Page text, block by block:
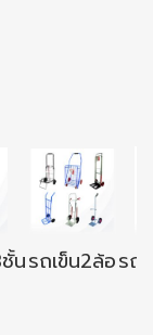
นรถเข็น2ล้อรถ